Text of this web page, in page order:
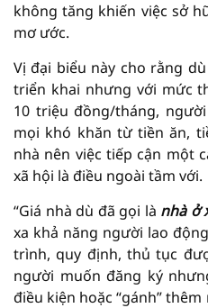
không tăng khiến việc sở
mơ ước.
Vị đại biểu này cho rằng
triển khai nhưng với mức
10 triệu đồng/tháng,
mọi khó khăn từ tiền ăn,
nhà nên việc tiếp cận một
xã hội là điều ngoài tầm với.
“Giá nhà dù đã gọi là nhà ở
xa khả năng người lao
trình, quy định, thủ tục
người muốn đăng ký
điều kiện hoặc “gánh”